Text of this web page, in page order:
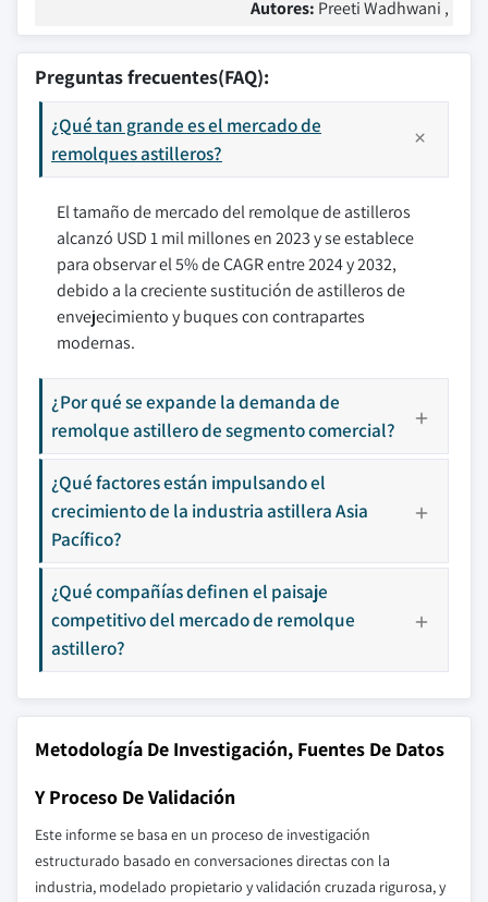
Autores: Preeti Wadhwani ,
Preguntas frecuentes(FAQ):
¿Qué tan grande es el mercado de
remolques astilleros?
El tamaño de mercado del remolque de astilleros
alcanzó USD 1 mil millones en 2023 y se establece
para observar el 5% de CAGR entre 2024 y 2032,
debido a la creciente sustitución de astilleros de
envejecimiento y buques con contrapartes
modernas.
¿Por qué se expande la demanda de
remolque astillero de segmento comercial?
¿Qué factores están impulsando el
crecimiento de la industria astillera Asia
Pacífico?
¿Qué compañías definen el paisaje
competitivo del mercado de remolque
astillero?
Metodología De Investigación, Fuentes De Datos
Y Proceso De Validación
Este informe se basa en un proceso de investigación
estructurado basado en conversaciones directas con la
industria, modelado propietario y validación cruzada rigurosa, y